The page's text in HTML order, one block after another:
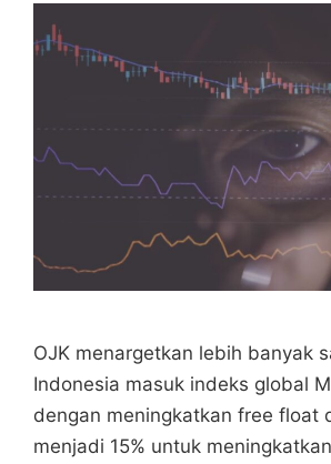
OJK menargetkan lebih banyak
Indonesia masuk indeks global
dengan meningkatkan free float
menjadi 15% untuk